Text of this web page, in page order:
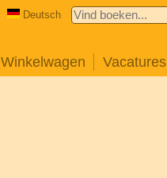
Deutsch
Winkelwagen Vacatures